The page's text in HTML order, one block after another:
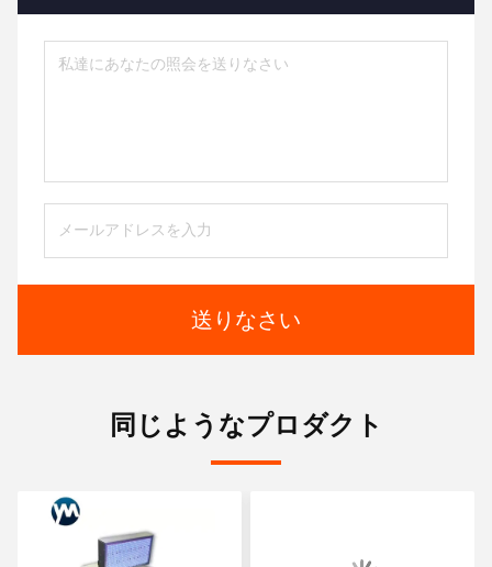
送りなさい
同じようなプロダクト